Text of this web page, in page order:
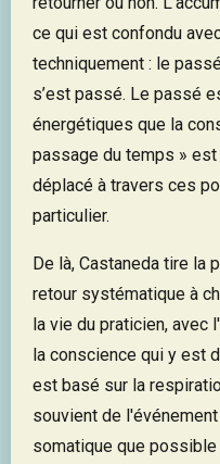
ce qui est confondu
techniquement : le
s’est passé. Le passé
énergétiques que la
passage du temps »
déplacé à travers ces
particulier.
De là, Castaneda tire la
retour systématique à
la vie du praticien, avec
la conscience qui y est
est basé sur la
souvient de
somatique que